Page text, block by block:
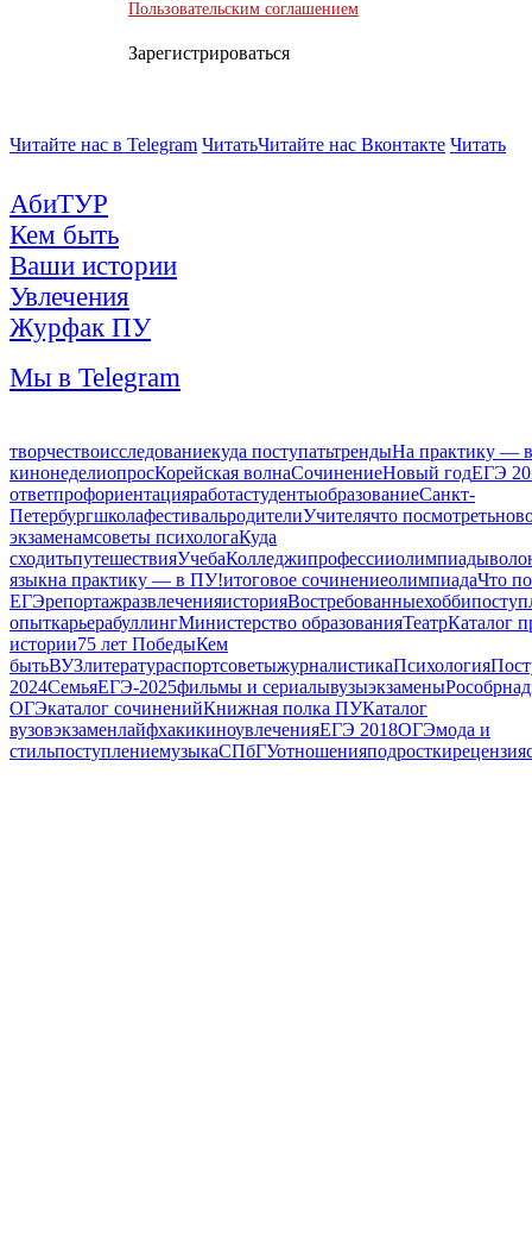
Пользовательским соглашением
Зарегистрироваться
Читайте нас в Telegram ЧитатьЧитайте нас Вконтакте Читать
АбиТУР
Кем быть
Ваши истории
Увлечения
Журфак ПУ
Мы в Telegram
творчествоисследованиекуда поступатьтрендыНа практику —
кинонеделиопросКорейская волнаСочинениеНовый годЕГЭ
ответпрофориентацияработастудентыобразованиеСанкт-
ПетербургшколафестивальродителиУчителячто посмотреть
экзаменамсоветы психологаКуда
сходитьпутешествияУчебаКолледжипрофессииолимпиады
языкна практику — в ПУ!итоговое сочинениеолимпиадаЧто
ЕГЭрепортажразвлеченияисторияВостребованныехобби
опыткарьерабуллингМинистерство образованияТеатрКаталог
истории75 лет ПобедыКем
бытьВУЗлитератураспортсоветыжурналистикаПсихология
2024СемьяЕГЭ-2025фильмы и сериалывузыэкзамены
ОГЭкаталог сочиненийКнижная полка ПУКаталог
вузовэкзаменлайфхакикиноувлеченияЕГЭ 2018ОГЭмода и
стильпоступлениемузыкаСПбГУотношенияподросткирецензия